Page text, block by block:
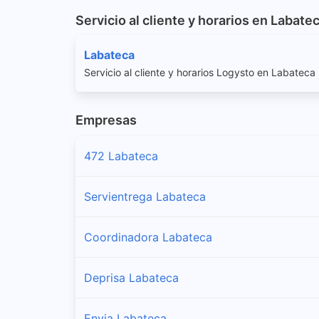
Servicio al cliente y horarios en
Labateca
Servicio al cliente y horarios Logysto en Labateca
Empresas
472 Labateca
Servientrega Labateca
Coordinadora Labateca
Deprisa Labateca